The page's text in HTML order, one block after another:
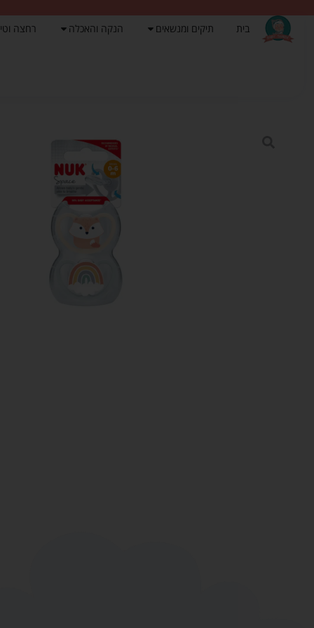
בית תיקים ומנשאים הנקה והאכלה רחצה